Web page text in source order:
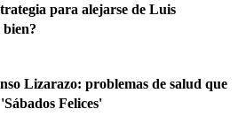
para alejarse de Luis
Lizarazo: problemas de salud que
Felices'